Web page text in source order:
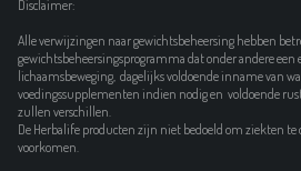
Disclaimer:
Alle verwijzingen naar gewichtsbeheersing hebben
gewichtsbeheersingsprogramma dat onder andere
lichaamsbeweging, dagelijks voldoende inname van
voedingssupplementen indien nodig en voldoende
zullen verschillen.
De Herbalife producten zijn niet bedoeld om ziekten te
voorkomen.